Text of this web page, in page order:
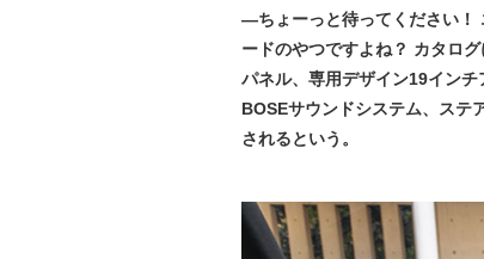
―ちょーっと待ってください！
ードのやつですよね？ カタロ
パネル、専用デザイン19インチ
BOSEサウンドシステム、ステ
されるという。